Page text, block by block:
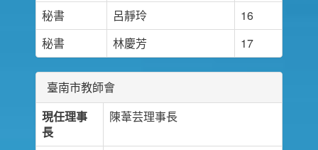
秘書
呂靜玲
16
秘書
林慶芳 17
臺南市教師會
現任理事
長
陳葦芸理事長